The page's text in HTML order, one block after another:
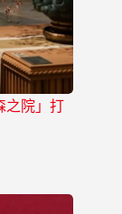
之院」打